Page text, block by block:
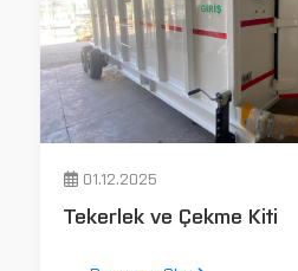
01.12.2025
Tekerlek ve Çekme Kiti